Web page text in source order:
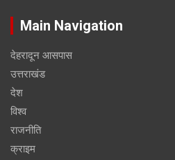
Main Navigation
देहरादून आसपास
उत्तराखंड
देश
विश्व
राजनीति
क्राइम